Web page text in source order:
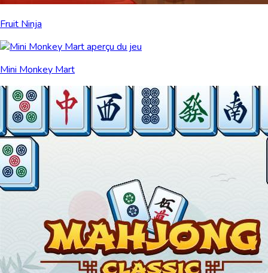
Fruit Ninja
Mini Monkey Mart